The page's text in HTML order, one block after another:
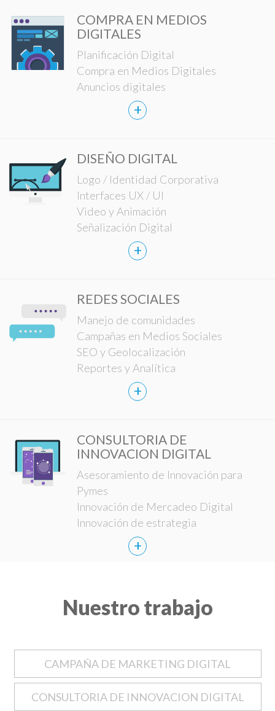
COMPRA EN MEDIOS
DIGITALES
Planificación Digital
Compra en Medios Digitales
Anuncios digitales
+
DISEÑO DIGITAL
Logo / Identidad Corporativa
Interfaces UX / UI
Video y Animación
Señalización Digital
+
REDES SOCIALES
Manejo de comunidades
Campañas en Medios Sociales
SEO y Geolocalización
Reportes y Analítica
+
CONSULTORIA DE
INNOVACION DIGITAL
Asesoramiento de Innovación para
Pymes
Innovación de Mercadeo Digital
Innovación de estrategia
+
Nuestro trabajo
CAMPAÑA DE MARKETING DIGITAL
CONSULTORIA DE INNOVACION DIGITAL